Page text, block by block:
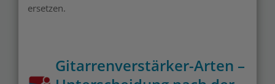
ersetzen.
Gitarrenverstärker-Arten –